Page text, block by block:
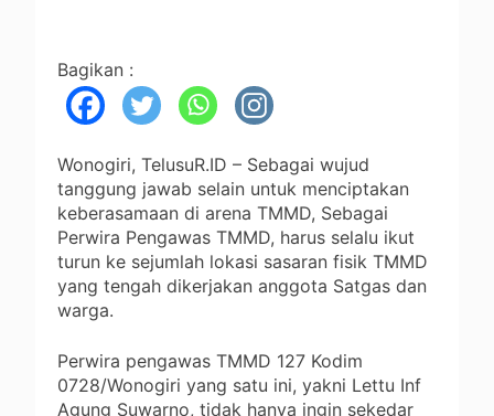
Bagikan :
Wonogiri, TelusuR.ID – Sebagai wujud
tanggung jawab selain untuk menciptakan
keberasamaan di arena TMMD, Sebagai
Perwira Pengawas TMMD, harus selalu ikut
turun ke sejumlah lokasi sasaran fisik TMMD
yang tengah dikerjakan anggota Satgas dan
warga.
Perwira pengawas TMMD 127 Kodim
0728/Wonogiri yang satu ini, yakni Lettu Inf
Agung Suwarno, tidak hanya ingin sekedar